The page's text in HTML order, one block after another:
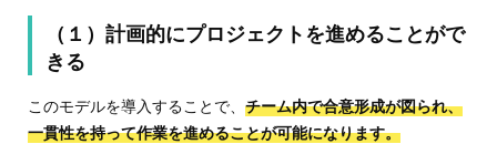
（１）計画的にプロジェクトを進めることがで
きる
このモデルを導入することで、 チーム内で合意形成が図られ、
一貫性を持って作業を進めることが可能になります。